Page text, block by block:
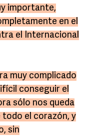
importante,
en el
el Internacional
muy complicado
conseguir el
sólo nos queda
todo el corazón, y
sin